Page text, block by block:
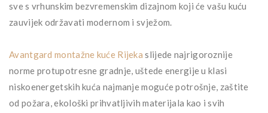
sve s vrhunskim bezvremenskim dizajnom koji će vašu kuću
zauvijek održavati modernom i svježom.
Avantgard montažne kuće Rijeka slijede najrigoroznije
norme protupotresne gradnje, uštede energije u klasi
niskoenergetskih kuća najmanje moguće potrošnje, zaštite
od požara, ekološki prihvatljivih materijala kao i svih